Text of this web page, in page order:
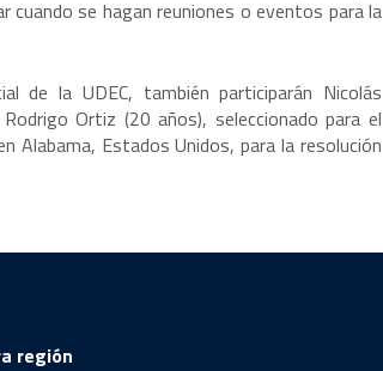
cuando se hagan reuniones o eventos para la
de la UDEC, también participarán Nicolás
Ortiz (20 años), seleccionado para el
Alabama, Estados Unidos, para la resolución
región